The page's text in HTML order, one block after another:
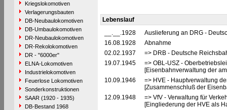
Kriegslokomotiven
Verlagerungsbauten
DB-Neubaulokomotiven
DB-Umbaulokomotiven
DR-Neubaulokomotiven
DR-Rekolokomotiven
DR - "6000er"
ELNA-Lokomotiven
Industrielokomotiven
Feuerlose Lokomotiven
Sonderkonstruktionen
SAAR (1920 - 1935)
DB-Bestand 1968
Lebenslauf
__.__.1928
Auslieferung an DRG -
16.08.1928
Abnahme
02.02.1937
=> DRB - Deutsche
19.07.1945
=> OBL-USZ -
[Eisenbahnverwaltung der
10.09.1946
=> HVE - Hauptverwaltung
[Zusammenschluß der
12.09.1948
=> VfV - Verwaltung für
[Eingliederung der HVE als